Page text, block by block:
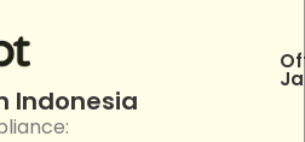
Indonesia